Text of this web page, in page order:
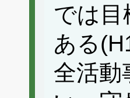
では目
ある
全活動